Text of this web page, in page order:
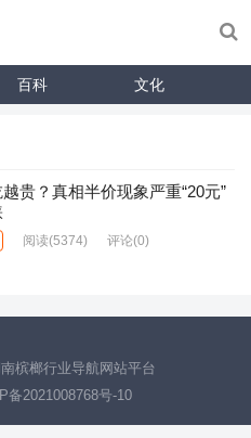
百科 文化
贵？真相半价现象严重“20元”
阅读(5374) 评论(0)
槟榔行业导航网站平台
备2021008768号-10